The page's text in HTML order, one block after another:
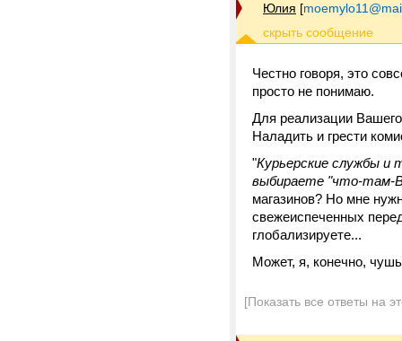
Юлия [
Честно говоря, это
просто не понимаю.
Для реализации
Наладить и грести
"Курьерские службы и
выбираете "что-там-
магазинов? Но мне
свежеиспеченных
глобализируете...
Может, я, конечно,
[Показать все ответы на